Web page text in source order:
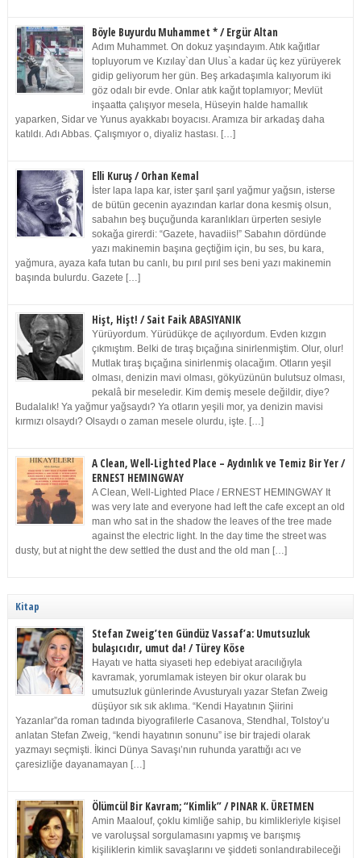
Böyle Buyurdu Muhammet * / Ergür Altan
Adım Muhammet. On dokuz yaşındayım. Atık kağıtlar
topluyorum ve Kızılay`dan Ulus`a kadar üç kez yürüyerek
gidip geliyorum her gün. Beş arkadaşımla kalıyorum iki
göz odalı bir evde. Onlar atık kağıt toplamıyor; Mevlüt
inşaatta çalışıyor mesela, Hüseyin halde hamallık
yaparken, Sidar ve Yunus ayakkabı boyacısı. Aramıza bir arkadaş daha
katıldı. Adı Abbas. Çalışmıyor o, diyaliz hastası. […]
Elli Kuruş / Orhan Kemal
İster lapa lapa kar, ister şarıl şarıl yağmur yağsın, isterse
de bütün gecenin ayazından karlar dona kesmiş olsun,
sabahın beş buçuğunda karanlıkları ürperten sesiyle
sokağa girerdi: “Gazete, havadiis!” Sabahın dördünde
yazı makinemin başına geçtiğim için, bu ses, bu kara,
yağmura, ayaza kafa tutan bu canlı, bu pırıl pırıl ses beni yazı makinemin
başında bulurdu. Gazete […]
Hişt, Hişt! / Sait Faik ABASIYANIK
Yürüyordum. Yürüdükçe de açılıyordum. Evden kızgın
çıkmıştım. Belki de tıraş bıçağına sinirlenmiştim. Olur, olur!
Mutlak tıraş bıçağına sinirlenmiş olacağım. Otların yeşil
olması, denizin mavi olması, gökyüzünün bulutsuz olması,
pekalâ bir meseledir. Kim demiş mesele değildir, diye?
Budalalık! Ya yağmur yağsaydı? Ya otların yeşili mor, ya denizin mavisi
kırmızı olsaydı? Olsaydı o zaman mesele olurdu, işte. […]
A Clean, Well-Lighted Place – Aydınlık ve Temiz Bir Yer /
ERNEST HEMINGWAY
A Clean, Well-Lighted Place / ERNEST HEMINGWAY It
was very late and everyone had left the cafe except an old
man who sat in the shadow the leaves of the tree made
against the electric light. In the day time the street was
dusty, but at night the dew settled the dust and the old man […]
Kitap
Stefan Zweig’ten Gündüz Vassaf’a: Umutsuzluk
bulaşıcıdır, umut da! / Türey Köse
Hayatı ve hatta siyaseti hep edebiyat aracılığıyla
kavramak, yorumlamak isteyen bir okur olarak bu
umutsuzluk günlerinde Avusturyalı yazar Stefan Zweig
düşüyor sık sık aklıma. “Kendi Hayatının Şiirini
Yazanlar”da roman tadında biyografilerle Casanova, Stendhal, Tolstoy’u
anlatan Stefan Zweig, “kendi hayatının sonunu” ise bir trajedi olarak
yazmayı seçmişti. İkinci Dünya Savaşı’nın ruhunda yarattığı acı ve
çaresizliğe dayanamayan […]
Ölümcül Bir Kavram; “Kimlik” / PINAR K. ÜRETMEN
Amin Maalouf, çoklu kimliğe sahip, bu kimlikleriyle kişisel
ve varoluşsal sorgulamasını yapmış ve barışmış
kişiliklerin kimlik savaşlarını ve şiddeti sonlandırabileceği